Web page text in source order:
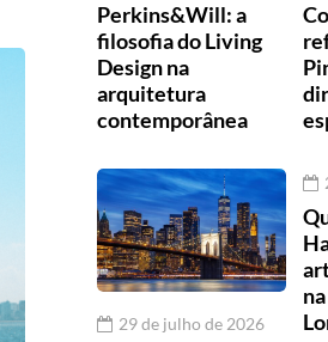
Perkins&Will: a
filosofia do Living
Design na
arquitetura
contemporânea
29 de julho de 2026